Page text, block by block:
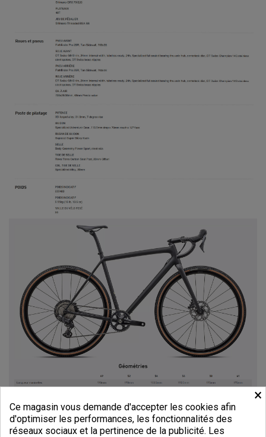
×
Ce magasin vous demande d'accepter les cookies afin
d'optimiser les performances, les fonctionnalités des
réseaux sociaux et la pertinence de la publicité. Les